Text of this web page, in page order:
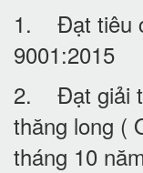
1. Đạt tiêu
9001:2015
2. Đạt giải
thăng long (
tháng 10